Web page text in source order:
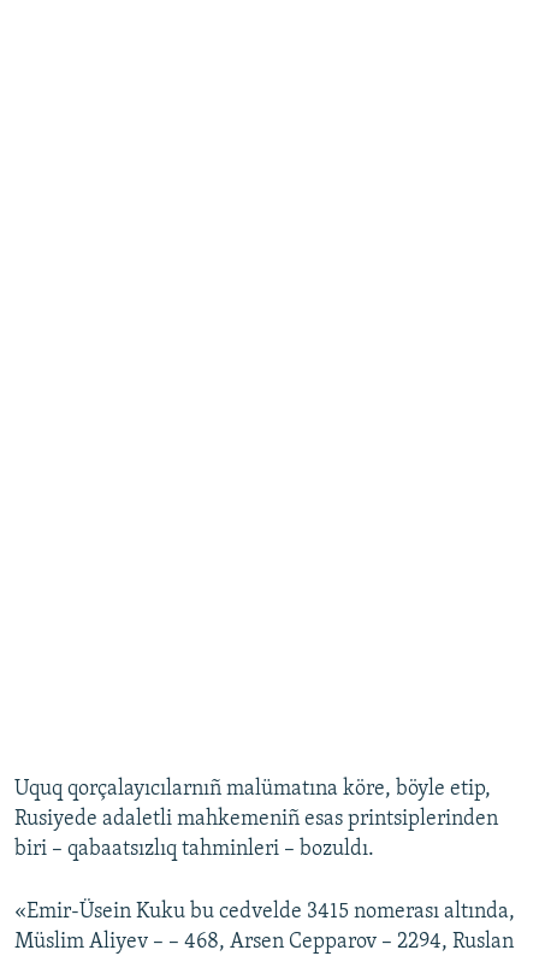
Uquq qorçalayıcılarnıñ malümatına köre, böyle etip,
Rusiyede adaletli mahkemeniñ esas printsiplerinden
biri – qabaatsızlıq tahminleri – bozuldı.
«Emir-Üsein Kuku bu cedvelde 3415 nomerası altında,
Müslim Aliyev – – 468, Arsen Cepparov – 2294, Ruslan